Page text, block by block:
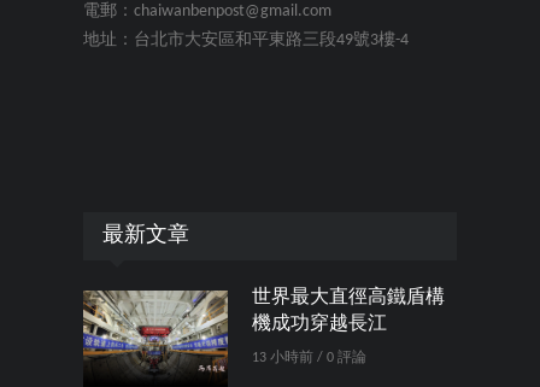
電郵：chaiwanbenpost@gmail.com
地址：台北市大安區和平東路三段49號3樓-4
最新文章
世界最大直徑高鐵盾構
機成功穿越長江
13 小時前 / 0 評論